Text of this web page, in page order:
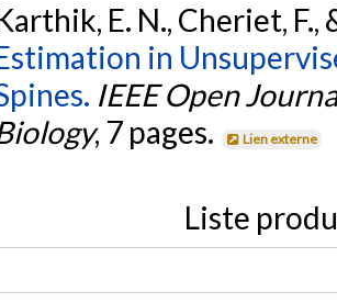
E. N., Cheriet,
in
IEEE Open
, 7 pages. Lien externe
Liste